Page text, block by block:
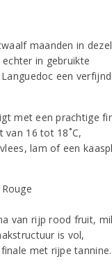
maanden in
in gebruikte
een
met een prachtige
van 16 tot 18˚C,
lam of een
van rijp rood fruit,
is vol,
met rijpe tannine.